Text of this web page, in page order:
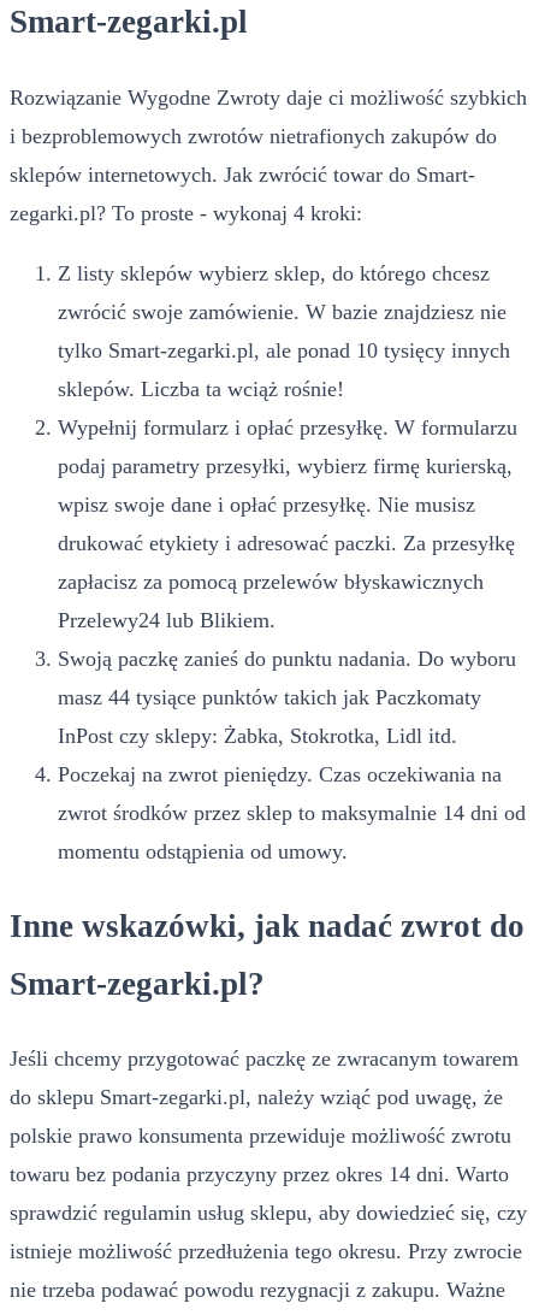
Smart-zegarki.pl
Rozwiązanie Wygodne Zwroty daje ci możliwość szybkich
i bezproblemowych zwrotów nietrafionych zakupów do
sklepów internetowych. Jak zwrócić towar do Smart-
zegarki.pl? To proste - wykonaj 4 kroki:
Z listy sklepów wybierz sklep, do którego chcesz
zwrócić swoje zamówienie. W bazie znajdziesz nie
tylko Smart-zegarki.pl, ale ponad 10 tysięcy innych
sklepów. Liczba ta wciąż rośnie!
Wypełnij formularz i opłać przesyłkę. W formularzu
podaj parametry przesyłki, wybierz firmę kurierską,
wpisz swoje dane i opłać przesyłkę. Nie musisz
drukować etykiety i adresować paczki. Za przesyłkę
zapłacisz za pomocą przelewów błyskawicznych
Przelewy24 lub Blikiem.
Swoją paczkę zanieś do punktu nadania. Do wyboru
masz 44 tysiące punktów takich jak Paczkomaty
InPost czy sklepy: Żabka, Stokrotka, Lidl itd.
Poczekaj na zwrot pieniędzy. Czas oczekiwania na
zwrot środków przez sklep to maksymalnie 14 dni od
momentu odstąpienia od umowy.
Inne wskazówki, jak nadać zwrot do
Smart-zegarki.pl?
Jeśli chcemy przygotować paczkę ze zwracanym towarem
do sklepu Smart-zegarki.pl, należy wziąć pod uwagę, że
polskie prawo konsumenta przewiduje możliwość zwrotu
towaru bez podania przyczyny przez okres 14 dni. Warto
sprawdzić regulamin usług sklepu, aby dowiedzieć się, czy
istnieje możliwość przedłużenia tego okresu. Przy zwrocie
nie trzeba podawać powodu rezygnacji z zakupu. Ważne